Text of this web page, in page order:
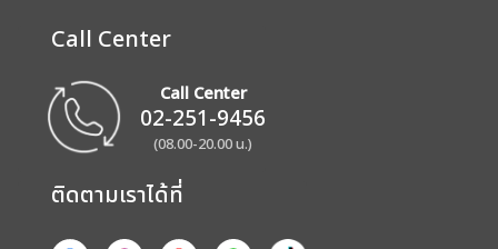
Call Center
Call Center
02-251-9456
(08.00-20.00 น.)
ติดตามเราได้ที่